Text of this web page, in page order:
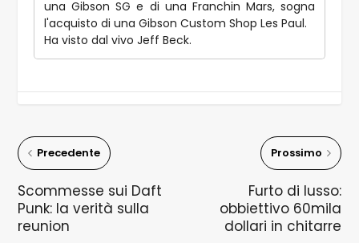
una Gibson SG e di una Franchin Mars, sogna
l'acquisto di una Gibson Custom Shop Les Paul.
Ha visto dal vivo Jeff Beck.
Precedente
Scommesse sui Daft
Punk: la verità sulla
reunion
Prossimo
Furto di lusso:
obbiettivo 60mila
dollari in chitarre